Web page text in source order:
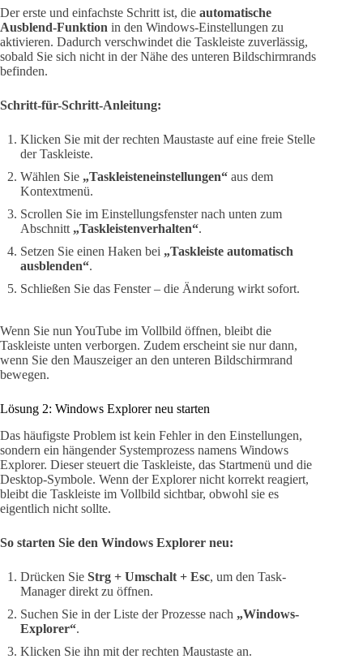
Der erste und einfachste Schritt ist, die automatische
Ausblend-Funktion in den Windows-Einstellungen zu
aktivieren. Dadurch verschwindet die Taskleiste zuverlässig,
sobald Sie sich nicht in der Nähe des unteren Bildschirmrands
befinden.
Schritt-für-Schritt-Anleitung:
Klicken Sie mit der rechten Maustaste auf eine freie Stelle
der Taskleiste.
Wählen Sie „Taskleisteneinstellungen“ aus dem
Kontextmenü.
Scrollen Sie im Einstellungsfenster nach unten zum
Abschnitt „Taskleistenverhalten“.
Setzen Sie einen Haken bei „Taskleiste automatisch
ausblenden“.
Schließen Sie das Fenster – die Änderung wirkt sofort.
Wenn Sie nun YouTube im Vollbild öffnen, bleibt die
Taskleiste unten verborgen. Zudem erscheint sie nur dann,
wenn Sie den Mauszeiger an den unteren Bildschirmrand
bewegen.
Lösung 2: Windows Explorer neu starten
Das häufigste Problem ist kein Fehler in den Einstellungen,
sondern ein hängender Systemprozess namens Windows
Explorer. Dieser steuert die Taskleiste, das Startmenü und die
Desktop-Symbole. Wenn der Explorer nicht korrekt reagiert,
bleibt die Taskleiste im Vollbild sichtbar, obwohl sie es
eigentlich nicht sollte.
So starten Sie den Windows Explorer neu:
Drücken Sie Strg + Umschalt + Esc, um den Task-
Manager direkt zu öffnen.
Suchen Sie in der Liste der Prozesse nach „Windows-
Explorer“.
Klicken Sie ihn mit der rechten Maustaste an.